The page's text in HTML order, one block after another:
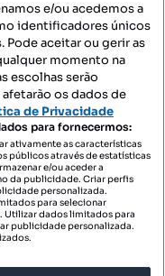
e/ou acedemos a
identificadores únicos
Pode aceitar ou gerir as
momento na
escolhas serão
os dados de
de Privacidade
para fornecermos:
ativamente as características
públicos através de estatísticas
e/ou aceder a
da publicidade. Criar perfis
personalizada.
para selecionar
Utilizar dados limitados para
publicidade personalizada.